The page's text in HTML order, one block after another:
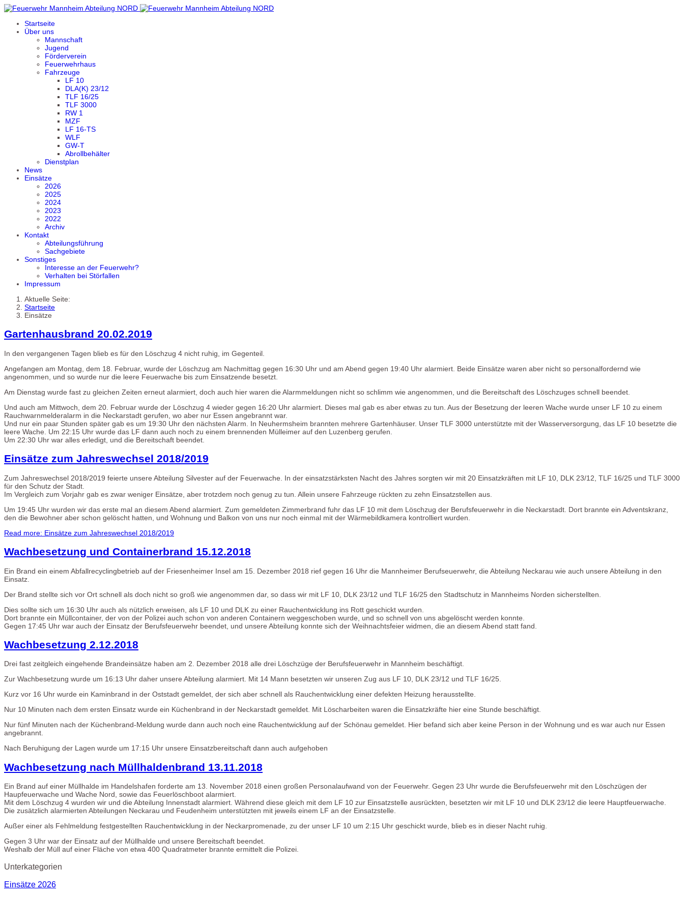
Startseite
Über uns
Mannschaft
Jugend
Förderverein
Feuerwehrhaus
Fahrzeuge
LF 10
DLA(K) 23/12
TLF 16/25
TLF 3000
RW 1
MZF
LF 16-TS
WLF
GW-T
Abrollbehälter
Dienstplan
News
Einsätze
2026
2025
2024
2023
2022
Archiv
Kontakt
Abteilungsführung
Sachgebiete
Sonstiges
Interesse an der Feuerwehr?
Verhalten bei Störfallen
Impressum
Aktuelle Seite:
Startseite
Einsätze
Gartenhausbrand 20.02.2019
In den vergangenen Tagen blieb es für den Löschzug 4 nicht ruhig, im Gegenteil.
Angefangen am Montag, dem 18. Februar, wurde der Löschzug am Nachmittag gegen 16:30 Uhr und am Abend gegen 19:40 Uhr alarmiert. Beide Einsätze waren aber nicht so personalfordernd wie
angenommen, und so wurde nur die leere Feuerwache bis zum Einsatzende besetzt.
Am Dienstag wurde fast zu gleichen Zeiten erneut alarmiert, doch auch hier waren die Alarmmeldungen nicht so schlimm wie angenommen, und die Bereitschaft des Löschzuges schnell beendet.
Und auch am Mittwoch, dem 20. Februar wurde der Löschzug 4 wieder gegen 16:20 Uhr alarmiert. Dieses mal gab es aber etwas zu tun. Aus der Besetzung der leeren Wache wurde unser LF 10 zu einem
Rauchwarnmelderalarm in die Neckarstadt gerufen, wo aber nur Essen angebrannt war.
Und nur ein paar Stunden später gab es um 19:30 Uhr den nächsten Alarm. In Neuhermsheim brannten mehrere Gartenhäuser. Unser TLF 3000 unterstützte mit der Wasserversorgung, das LF 10 besetzte die
leere Wache. Um 22:15 Uhr wurde das LF dann auch noch zu einem brennenden Mülleimer auf den Luzenberg gerufen.
Um 22:30 Uhr war alles erledigt, und die Bereitschaft beendet.
Einsätze zum Jahreswechsel 2018/2019
Zum Jahreswechsel 2018/2019 feierte unsere Abteilung Silvester auf der Feuerwache. In der einsatzstärksten Nacht des Jahres sorgten wir mit 20 Einsatzkräften mit LF 10, DLK 23/12, TLF 16/25 und TLF 3000
für den Schutz der Stadt.
Im Vergleich zum Vorjahr gab es zwar weniger Einsätze, aber trotzdem noch genug zu tun. Allein unsere Fahrzeuge rückten zu zehn Einsatzstellen aus.
Um 19:45 Uhr wurden wir das erste mal an diesem Abend alarmiert. Zum gemeldeten Zimmerbrand fuhr das LF 10 mit dem Löschzug der Berufsfeuerwehr in die Neckarstadt. Dort brannte ein Adventskranz,
den die Bewohner aber schon gelöscht hatten, und Wohnung und Balkon von uns nur noch einmal mit der Wärmebildkamera kontrolliert wurden.
Read more: Einsätze zum Jahreswechsel 2018/2019
Wachbesetzung und Containerbrand 15.12.2018
Ein Brand ein einem Abfallrecyclingbetrieb auf der Friesenheimer Insel am 15. Dezember 2018 rief gegen 16 Uhr die Mannheimer Berufseuerwehr, die Abteilung Neckarau wie auch unsere Abteilung in den
Einsatz.
Der Brand stellte sich vor Ort schnell als doch nicht so groß wie angenommen dar, so dass wir mit LF 10, DLK 23/12 und TLF 16/25 den Stadtschutz in Mannheims Norden sicherstellten.
Dies sollte sich um 16:30 Uhr auch als nützlich erweisen, als LF 10 und DLK zu einer Rauchentwicklung ins Rott geschickt wurden.
Dort brannte ein Müllcontainer, der von der Polizei auch schon von anderen Containern weggeschoben wurde, und so schnell von uns abgelöscht werden konnte.
Gegen 17:45 Uhr war auch der Einsatz der Berufsfeuerwehr beendet, und unsere Abteilung konnte sich der Weihnachtsfeier widmen, die an diesem Abend statt fand.
Wachbesetzung 2.12.2018
Drei fast zeitgleich eingehende Brandeinsätze haben am 2. Dezember 2018 alle drei Löschzüge der Berufsfeuerwehr in Mannheim beschäftigt.
Zur Wachbesetzung wurde um 16:13 Uhr daher unsere Abteilung alarmiert. Mit 14 Mann besetzten wir unseren Zug aus LF 10, DLK 23/12 und TLF 16/25.
Kurz vor 16 Uhr wurde ein Kaminbrand in der Oststadt gemeldet, der sich aber schnell als Rauchentwicklung einer defekten Heizung herausstellte.
Nur 10 Minuten nach dem ersten Einsatz wurde ein Küchenbrand in der Neckarstadt gemeldet. Mit Löscharbeiten waren die Einsatzkräfte hier eine Stunde beschäftigt.
Nur fünf Minuten nach der Küchenbrand-Meldung wurde dann auch noch eine Rauchentwicklung auf der Schönau gemeldet. Hier befand sich aber keine Person in der Wohnung und es war auch nur Essen
angebrannt.
Nach Beruhigung der Lagen wurde um 17:15 Uhr unsere Einsatzbereitschaft dann auch aufgehoben
Wachbesetzung nach Müllhaldenbrand 13.11.2018
Ein Brand auf einer Müllhalde im Handelshafen forderte am 13. November 2018 einen großen Personalaufwand von der Feuerwehr. Gegen 23 Uhr wurde die Berufsfeuerwehr mit den Löschzügen der
Haupfeuerwache und Wache Nord, sowie das Feuerlöschboot alarmiert.
Mit dem Löschzug 4 wurden wir und die Abteilung Innenstadt alarmiert. Während diese gleich mit dem LF 10 zur Einsatzstelle ausrückten, besetzten wir mit LF 10 und DLK 23/12 die leere Hauptfeuerwache.
Die zusätzlich alarmierten Abteilungen Neckarau und Feudenheim unterstützten mit jeweils einem LF an der Einsatzstelle.
Außer einer als Fehlmeldung festgestellten Rauchentwicklung in der Neckarpromenade, zu der unser LF 10 um 2:15 Uhr geschickt wurde, blieb es in dieser Nacht ruhig.
Gegen 3 Uhr war der Einsatz auf der Müllhalde und unsere Bereitschaft beendet.
Weshalb der Müll auf einer Fläche von etwa 400 Quadratmeter brannte ermittelt die Polizei.
Unterkategorien
Einsätze 2026